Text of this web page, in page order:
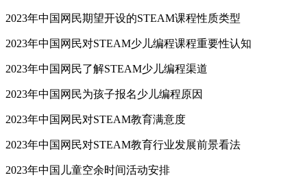
2023年中国网民期望开设的STEAM课程性质类型
2023年中国网民对STEAM少儿编程课程重要性认知
2023年中国网民了解STEAM少儿编程渠道
2023年中国网民为孩子报名少儿编程原因
2023年中国网民对STEAM教育满意度
2023年中国网民对STEAM教育行业发展前景看法
2023年中国儿童空余时间活动安排